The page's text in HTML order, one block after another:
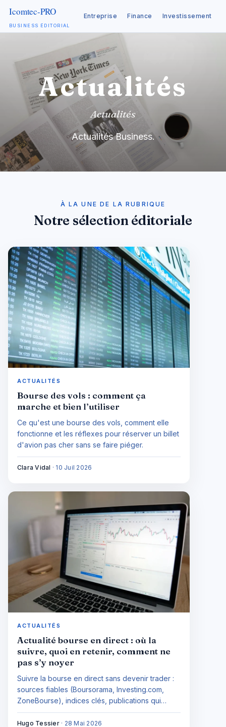
BUSINESS ÉDITORIAL
Entreprise Finance Investissement
contenu
Actualités
Actualités
Actualités Business.
À LA UNE DE LA RUBRIQUE
Notre sélection éditoriale
ACTUALITÉS
Bourse des vols : comment ça
marche et bien l’utiliser
Ce qu'est une bourse des vols, comment elle
fonctionne et les réflexes pour réserver un billet
d'avion pas cher sans se faire piéger.
Clara Vidal · 10 Juil 2026
ACTUALITÉS
Actualité bourse en direct : où la
suivre, quoi en retenir, comment ne
pas s’y noyer
Suivre la bourse en direct sans devenir trader :
sources fiables (Boursorama, Investing.com,
ZoneBourse), indices clés, publications qui
comptent vraiment, routine en 3 points par jour.
Hugo Tessier · 28 Mai 2026